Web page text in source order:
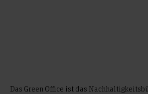
Das Green Office ist das